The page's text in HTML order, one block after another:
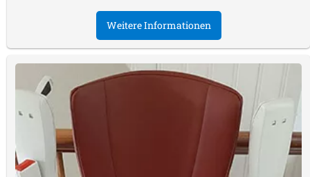
Weitere Informationen